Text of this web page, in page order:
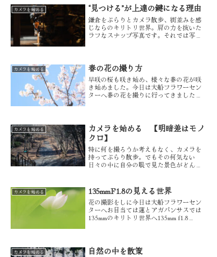
ていきます。135mm f1.8 1/1600秒
ISO10...
カメラを始める “見つける”が上達の鍵になる理由
鎌倉をぶらりとカメラ散歩、街並みを感
じならのキリトリ世界。肩の力を抜いた
ラフなスナップ写真です。それでは写真
カメラを始める 春の花の撮り方
早咲の桜も咲き始め、様々な春の花が咲
き始めました。今日は大船フラワーセン
ターへ春の花を撮りに行ってきました。
物が好きな方、花を撮...
カメラを始める
カメラを始める 【明暗差はモノ
クロ】
特に何を撮ろうか考えもなく、カメラを
持ってぶらり散歩。でもその何気ない
日々の中に自分の眼で見た景色がどんな
い事もたくさんありますが。今日は茅ヶ
崎里山公園に寄って、すぐお...
カメラを始める 135mmF1.8の見える世界
花の撮影をしに今日は大船フラワーセン
ターへお目当ては蓮とアガパンサスでは
135mmのキリトリ世界へ135mm f1.8
カメラを始める 自然の中を散策